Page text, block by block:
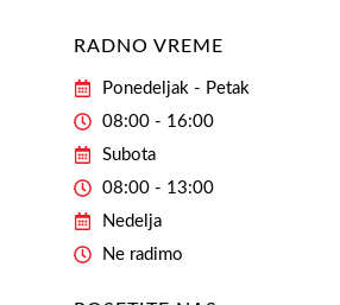
RADNO VREME
Ponedeljak - Petak
08:00 - 16:00
Subota
08:00 - 13:00
Nedelja
Ne radimo